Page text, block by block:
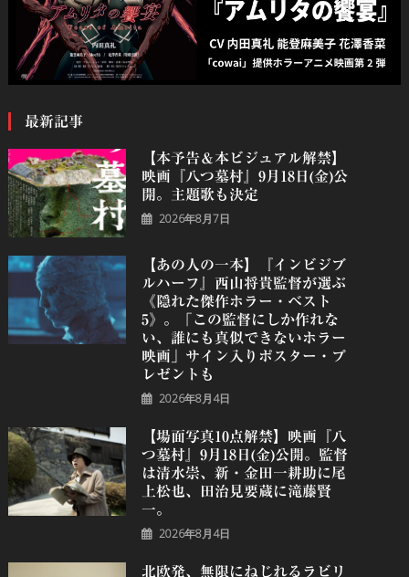
最新記事
【本予告＆本ビジュアル解禁】
映画『八つ墓村』9月18日(金)公
開。主題歌も決定
2026年8月7日
【あの人の一本】『インビジブ
ルハーフ』⻄⼭将貴監督が選ぶ
《隠れた傑作ホラー・ベスト
5》。「この監督にしか作れな
い、誰にも真似できないホラー
映画」サイン入りポスター・プ
レゼントも
2026年8月4日
【場面写真10点解禁】映画『八
つ墓村』9月18日(金)公開。監督
は清水崇、新・金田一耕助に尾
上松也、田治見要蔵に滝藤賢
一。
2026年8月4日
北欧発、無限にねじれるラビリ